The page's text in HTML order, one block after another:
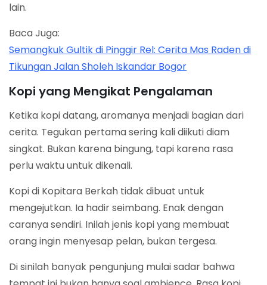
lain.
Baca Juga:
Semangkuk Gultik di Pinggir Rel: Cerita Mas Raden di
Tikungan Jalan Sholeh Iskandar Bogor
Kopi yang Mengikat Pengalaman
Ketika kopi datang, aromanya menjadi bagian dari
cerita. Tegukan pertama sering kali diikuti diam
singkat. Bukan karena bingung, tapi karena rasa
perlu waktu untuk dikenali.
Kopi di Kopitara Berkah tidak dibuat untuk
mengejutkan. Ia hadir seimbang. Enak dengan
caranya sendiri. Inilah jenis kopi yang membuat
orang ingin menyesap pelan, bukan tergesa.
Di sinilah banyak pengunjung mulai sadar bahwa